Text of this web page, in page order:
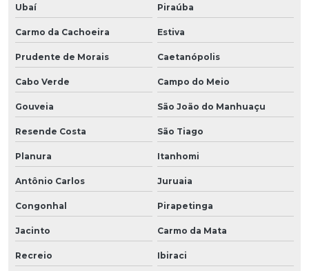
Ubaí Piraúba
Carmo da Cachoeira Estiva
Prudente de Morais Caetanópolis
Cabo Verde Campo do Meio
Gouveia São João do Manhuaçu
Resende Costa São Tiago
Planura Itanhomi
Antônio Carlos Juruaia
Congonhal Pirapetinga
Jacinto Carmo da Mata
Recreio Ibiraci